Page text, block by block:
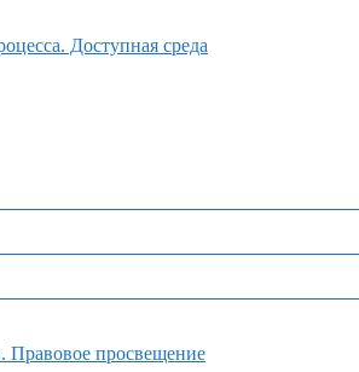
Доступная среда
Правовое просвещение